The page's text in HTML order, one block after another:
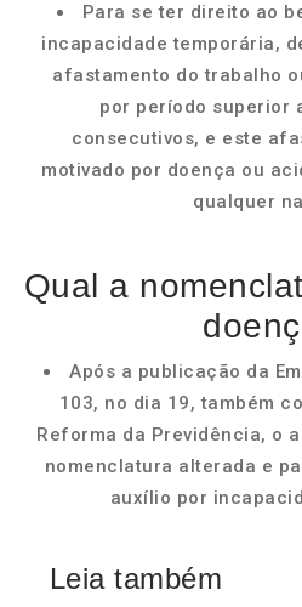
Para se ter direito ao
incapacidade temporária,
afastamento do trabalho
por período superior
consecutivos, e este
motivado por doença ou
qualquer
Qual a
Após a publicação da
103, no dia 19, também
Reforma da Previdência, o
nomenclatura alterada e
auxílio por
Leia também